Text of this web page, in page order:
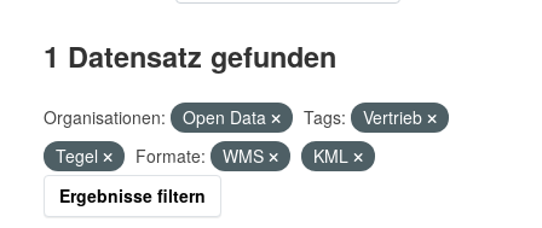
1 Datensatz gefunden
Organisationen: Open Data Tags:
Vertrieb
Tegel
Formate: WMS
KML
Ergebnisse filtern